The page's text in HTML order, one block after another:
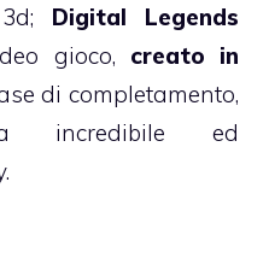
Digital Legends
gioco, creato in
di completamento,
incredibile ed